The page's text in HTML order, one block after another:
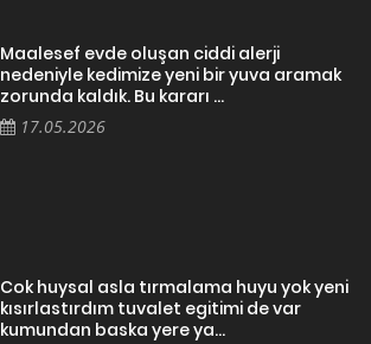
Maalesef evde oluşan ciddi alerji
nedeniyle kedimize yeni bir yuva aramak
zorunda kaldık. Bu kararı ...
17.05.2026
Cok huysal asla tırmalama huyu yok yeni
kısırlastırdım tuvalet egitimi de var
kumundan baska yere ya...